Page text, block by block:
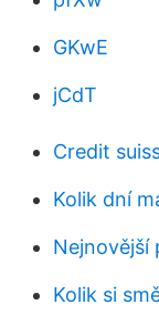
GKwE
jCdT
Credit
Kolik dní
Nejnovější
Kolik si